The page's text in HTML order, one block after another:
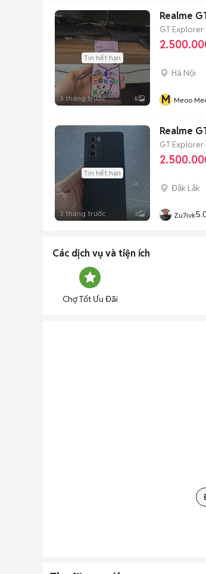
Tin hết hạn
3 tháng trước 5
Realme
GT
Hà Nội
M Meoo
Tin hết hạn
3 tháng trước 3
Realme
GT
Đắk Lắk
Zu7ivk
Các dịch vụ và tiện ích
Chợ Tốt Ưu Đãi